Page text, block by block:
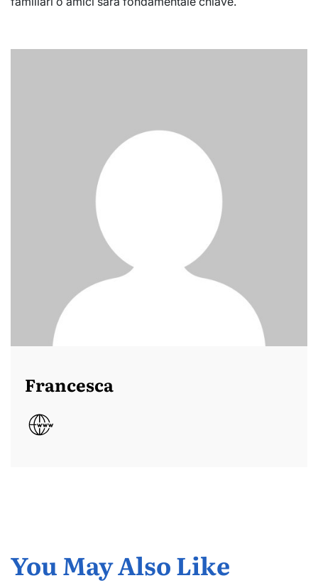
Francesca
You May Also Like